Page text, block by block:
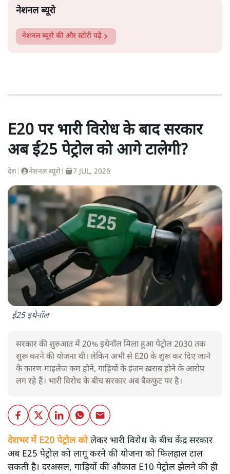
नेशनल ब्यूरो
नेशनल ब्यूरो की और स्टोरी पढ़ें
E20 पर भारी विरोध के बाद सरकार
अब ई25 पेट्रोल को आगे टालेगी?
देश नेशनल ब्यूरो 7 JUL, 2026
ई25 इथेनॉल
सरकार की शुरुआत में 20% इथेनॉल मिला हुआ पेट्रोल 2030 तक
शुरू करने की योजना थी। लेकिन अभी से E20 के शुरू कर दिए जाने
के कारण माइलेज कम होने, गाड़ियों के इंजन ख़राब होने के आरोप
लग रहे हैं। भारी विरोध के बीच सरकार अब बैकफुट पर है।
देशभर में E20 पेट्रोल कोलेकर भारी विरोध के बीच केंद्र सरकार
अब E25 पेट्रोल को लागू करने की योजना को फिलहाल टाल
सकती है। दरअसल, गाड़ियों की औकात E10 पेट्रोल झेलने की ही